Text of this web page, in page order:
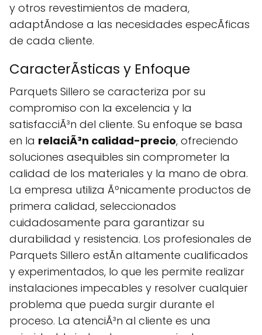
y otros revestimientos de madera,
adaptÃndose a las necesidades especÃ­ficas
de cada cliente.
CaracterÃ­sticas y Enfoque
Parquets Sillero se caracteriza por su
compromiso con la excelencia y la
satisfacciÃ³n del cliente. Su enfoque se basa
en la relaciÃ³n calidad-precio, ofreciendo
soluciones asequibles sin comprometer la
calidad de los materiales y la mano de obra.
La empresa utiliza Ãºnicamente productos de
primera calidad, seleccionados
cuidadosamente para garantizar su
durabilidad y resistencia. Los profesionales de
Parquets Sillero estÃn altamente cualificados
y experimentados, lo que les permite realizar
instalaciones impecables y resolver cualquier
problema que pueda surgir durante el
proceso. La atenciÃ³n al cliente es una